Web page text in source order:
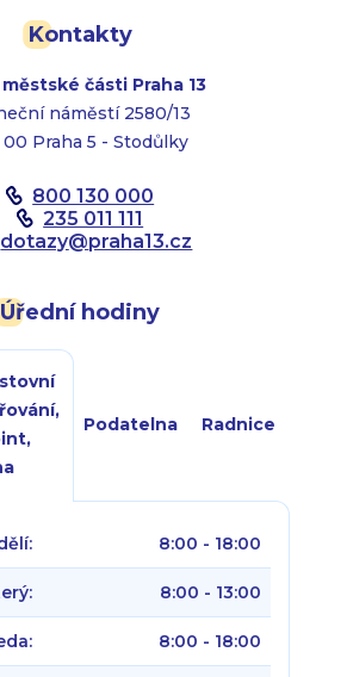
Kontakty
části Praha 13
náměstí 2580/13
00 Praha 5 - Stodůlky
800 130 000
235 011 111
dotazy@praha13.cz
Úřední hodiny
Podatelna Radnice
8:00 - 18:00
8:00 - 13:00
8:00 - 18:00